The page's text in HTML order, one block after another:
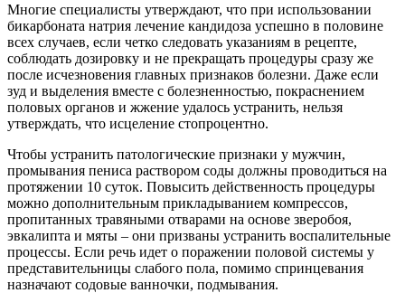
Многие специалисты утверждают, что при использовании
бикарбоната натрия лечение кандидоза успешно в половине
всех случаев, если четко следовать указаниям в рецепте,
соблюдать дозировку и не прекращать процедуры сразу же
после исчезновения главных признаков болезни. Даже если
зуд и выделения вместе с болезненностью, покраснением
половых органов и жжение удалось устранить, нельзя
утверждать, что исцеление стопроцентно.
Чтобы устранить патологические признаки у мужчин,
промывания пениса раствором соды должны проводиться на
протяжении 10 суток. Повысить действенность процедуры
можно дополнительным прикладыванием компрессов,
пропитанных травяными отварами на основе зверобоя,
эвкалипта и мяты – они призваны устранить воспалительные
процессы. Если речь идет о поражении половой системы у
представительницы слабого пола, помимо спринцевания
назначают содовые ванночки, подмывания.